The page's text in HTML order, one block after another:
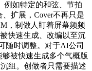
例如特定的和弦、节拍
扩展，Cover不再只是
，制做人盯着屏幕频频
快速生成、改编以至沉
随时调整。对于AI公司
被快速生成多个气概版
组。创做者只需要描述